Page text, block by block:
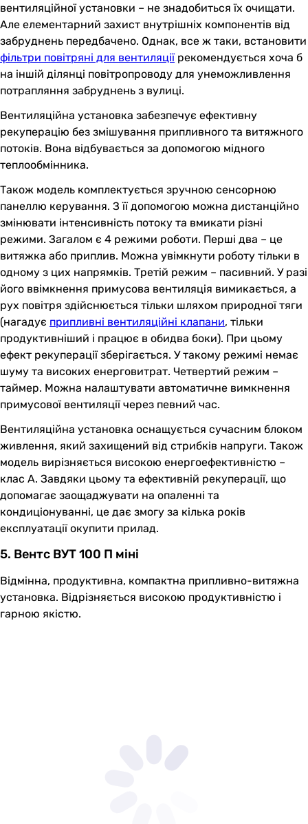
вентиляційної установки – не знадобиться їх очищати.
Але елементарний захист внутрішніх компонентів від
забруднень передбачено. Однак, все ж таки, встановити
фільтри повітряні для вентиляції рекомендується хоча б
на іншій ділянці повітропроводу для унеможливлення
потрапляння забруднень з вулиці.
Вентиляційна установка забезпечує ефективну
рекуперацію без змішування припливного та витяжного
потоків. Вона відбувається за допомогою мідного
теплообмінника.
Також модель комплектується зручною сенсорною
панеллю керування. З її допомогою можна дистанційно
змінювати інтенсивність потоку та вмикати різні
режими. Загалом є 4 режими роботи. Перші два – це
витяжка або приплив. Можна увімкнути роботу тільки в
одному з цих напрямків. Третій режим – пасивний. У разі
його ввімкнення примусова вентиляція вимикається, а
рух повітря здійснюється тільки шляхом природної тяги
(нагадує припливні вентиляційні клапани, тільки
продуктивніший і працює в обидва боки). При цьому
ефект рекуперації зберігається. У такому режимі немає
шуму та високих енерговитрат. Четвертий режим –
таймер. Можна налаштувати автоматичне вимкнення
примусової вентиляції через певний час.
Вентиляційна установка оснащується сучасним блоком
живлення, який захищений від стрибків напруги. Також
модель вирізняється високою енергоефективністю –
клас A. Завдяки цьому та ефективній рекуперації, що
допомагає заощаджувати на опаленні та
кондиціонуванні, це дає змогу за кілька років
експлуатації окупити прилад.
5. Вентс ВУТ 100 П міні
Відмінна, продуктивна, компактна припливно-витяжна
установка. Відрізняється високою продуктивністю і
гарною якістю.